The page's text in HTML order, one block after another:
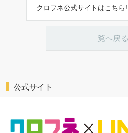
クロフネ公式サイトはこちら!
一覧へ戻る
公式サイト